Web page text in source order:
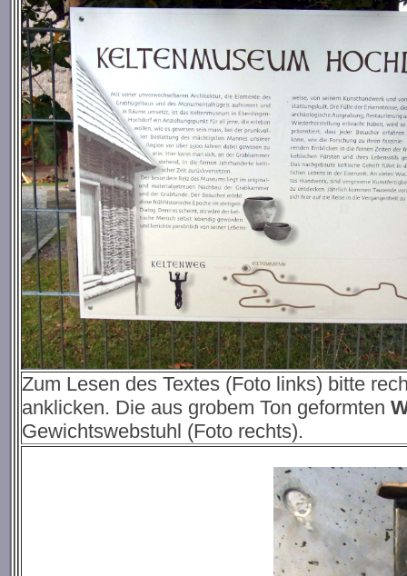
Zum Lesen des Textes (Foto links) bitte
anklicken. Die aus grobem Ton geformten
Gewichtswebstuhl (Foto rechts).